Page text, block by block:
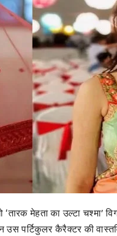
‘तारक मेहता का उल्टा चश्मा’
उस पर्टिकुलर कैरैक्टर की